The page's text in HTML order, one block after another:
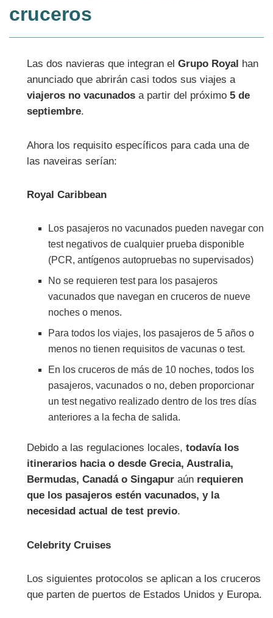
cruceros
Las dos navieras que integran elGrupo Royal han
anunciado que abrirán casi todos sus viajes a
viajeros no vacunados a partir del próximo5 de
septiembre.
Ahora los requisito específicos para cada una de
las naveiras serían:
Royal Caribbean
Los pasajeros no vacunados pueden navegar con
test negativos de cualquier prueba disponible
(PCR, antígenos autopruebas no supervisados)
No se requieren test para los pasajeros
vacunados que navegan en cruceros de nueve
noches o menos.
Para todos los viajes, los pasajeros de 5 años o
menos no tienen requisitos de vacunas o test.
En los cruceros de más de 10 noches, todos los
pasajeros, vacunados o no, deben proporcionar
un test negativo realizado dentro de los tres días
anteriores a la fecha de salida.
Debido a las regulaciones locales,todavía los
itinerarios hacia o desde Grecia, Australia,
Bermudas, Canadá o Singapur aún requieren
que los pasajeros estén vacunados, y la
necesidad actual de test previo.
Celebrity Cruises
Los siguientes protocolos se aplican a los cruceros
que parten de puertos de Estados Unidos y Europa.